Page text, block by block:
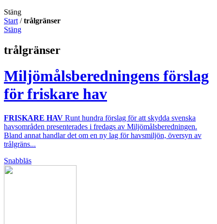
Stäng
Start /trålgränser
Stäng
trålgränser
Miljömålsberedningens förslag
för friskare hav
FRISKARE HAV Runt hundra förslag för att skydda svenska
havsområden presenterades i fredags av Miljömålsberedningen.
Bland annat handlar det om en ny lag för havsmiljön, översyn av
trålgräns...
Snabbläs